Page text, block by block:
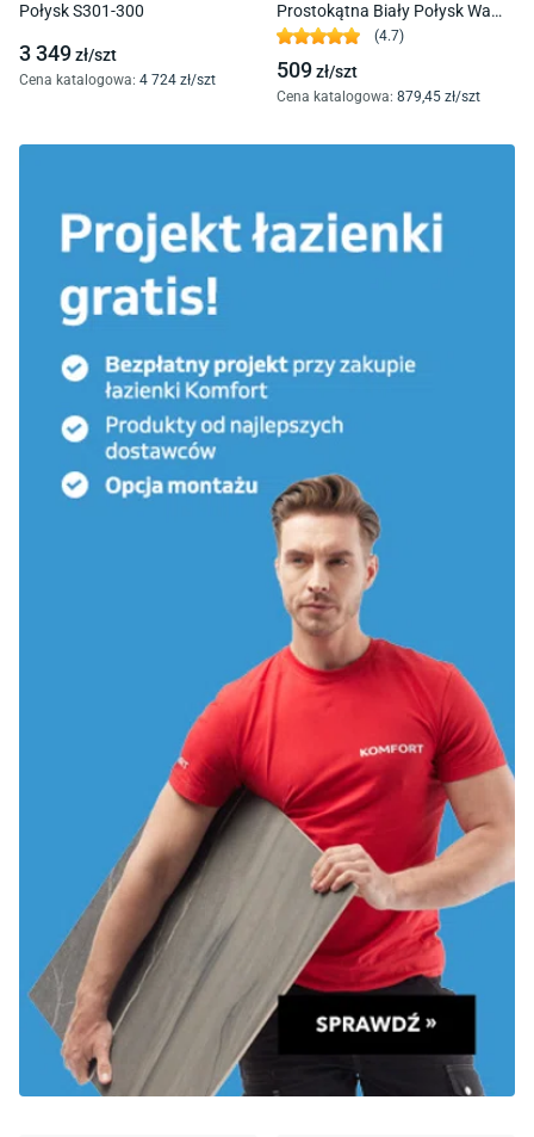
Połysk S301-300
3 349zł/szt
Cena katalogowa: 4 724 zł/szt
Prostokątna Biały Połysk Wam-
160-Mo
(4.7)
509zł/szt
Cena katalogowa: 879,45 zł/szt